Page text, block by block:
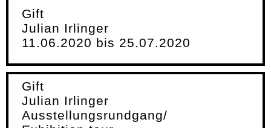
Gift
Julian Irlinger
11.06.2020 bis 25.07.2020
Gift
Julian Irlinger
Ausstellungsrundgang/